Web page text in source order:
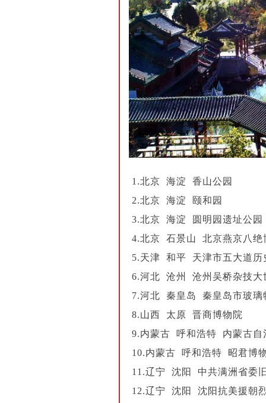
1.北京 海淀 香山公园
2.北京 海淀 颐和园
3.北京 海淀 圆明园遗址公园
4.北京 石景山 北京燕京八绝
5.天津 和平 天津市五大道历
6.河北 沧州 沧州吴桥杂技大
7.河北 秦皇岛 秦皇岛市玻璃
8.山西 太原 晋商博物院
9.内蒙古 呼和浩特 内蒙古自
10.内蒙古 呼和浩特 昭君博
11.辽宁 沈阳 中共满洲省委
12.辽宁 沈阳 沈阳抗美援朝